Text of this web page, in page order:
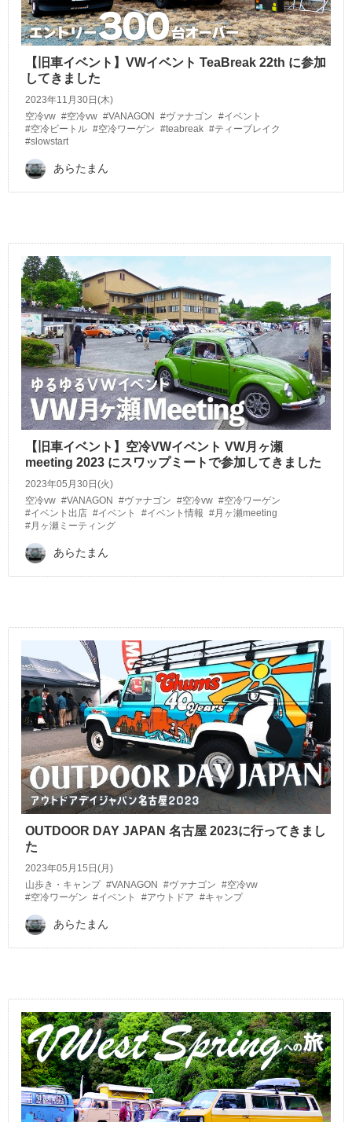
【旧車イベント】VWイベント TeaBreak 22th に参加
してきました
2023年11月30日(木)
空冷vw #空冷vw #VANAGON #ヴァナゴン #イベント
#空冷ビートル #空冷ワーゲン #teabreak #ティーブレイク
#slowstart
あらたまん
【旧車イベント】空冷VWイベント VW月ヶ瀬
meeting 2023 にスワップミートで参加してきました
2023年05月30日(火)
空冷vw #VANAGON #ヴァナゴン #空冷vw #空冷ワーゲン
#イベント出店 #イベント #イベント情報 #月ヶ瀬meeting
#月ヶ瀬ミーティング
あらたまん
OUTDOOR DAY JAPAN 名古屋 2023に行ってきまし
た
2023年05月15日(月)
山歩き・キャンプ #VANAGON #ヴァナゴン #空冷vw
#空冷ワーゲン #イベント #アウトドア #キャンプ
あらたまん